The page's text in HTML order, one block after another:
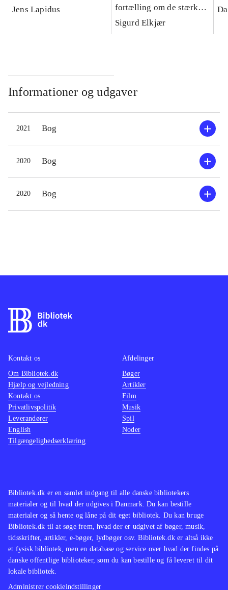
Jens Lapidus
fortælling om de stærke
jyder i Korning
Sigurd Elkjær
Informationer og udgaver
2021 Bog
2020 Bog
2020 Bog
Bibliotek.dk er en samlet indgang til alle danske bibliotekers
materialer og til hvad der udgives i Danmark. Du kan bestille
materialer og så hente og låne på dit eget bibliotek. Du kan bruge
Bibliotek.dk til at søge frem, hvad der er udgivet af bøger, musik,
tidsskrifter, artikler, e-bøger, lydbøger osv. Bibliotek.dk er altså ikke
et fysisk bibliotek, men en database og service over hvad der findes på
danske offentlige biblioteker, som du kan bestille og få leveret til dit
lokale bibliotek.
Administrer cookieindstillinger
Kontakt os
Om Bibliotek.dk
Hjælp og vejledning
Kontakt os
Privatlivspolitik
Leverandører
English
Tilgængelighedserklæring
Afdelinger
Bøger
Artikler
Film
Musik
Spil
Noder